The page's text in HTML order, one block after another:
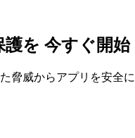
護を 今すぐ開始
脅威からアプリを安全